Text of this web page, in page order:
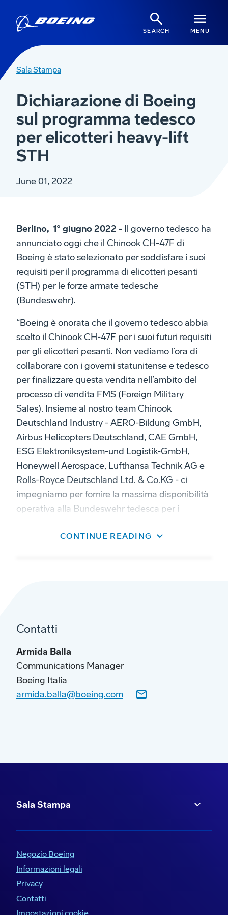
SEARCH MENU
Sala Stampa
Dichiarazione di Boeing
sul programma tedesco
per elicotteri heavy-lift
STH
June 01, 2022
Berlino, 1° giugno 2022 - Il governo tedesco ha
annunciato oggi che il Chinook CH-47F di
Boeing è stato selezionato per soddisfare i suoi
requisiti per il programma di elicotteri pesanti
(STH) per le forze armate tedesche
(Bundeswehr).
“Boeing è onorata che il governo tedesco abbia
scelto il Chinook CH-47F per i suoi futuri requisiti
per gli elicotteri pesanti. Non vediamo l’ora di
collaborare con i governi statunitense e tedesco
per finalizzare questa vendita nell’ambito del
processo di vendita FMS (Foreign Military
Sales). Insieme al nostro team Chinook
Deutschland Industry - AERO-Bildung GmbH,
Airbus Helicopters Deutschland, CAE GmbH,
ESG Elektroniksystem-und Logistik-GmbH,
Honeywell Aerospace, Lufthansa Technik AG e
Rolls-Royce Deutschland Ltd. & Co.KG - ci
impegniamo per fornire la massima disponibilità
operativa alla Bundeswehr tedesca per i
CONTINUE READING
Contatti
Armida Balla
Communications Manager
Boeing Italia
armida.balla@boeing.com
Sala Stampa
Negozio Boeing
Informazioni legali
Privacy
Contatti